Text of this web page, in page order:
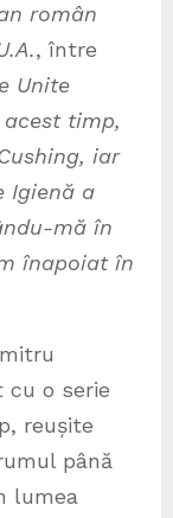
român
, între
Unite
timp,
iar
Igienă a
mă în
înapoiat în
cu o serie
reușite
până
lumea